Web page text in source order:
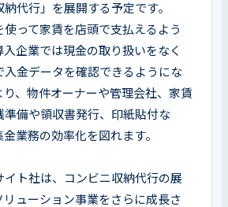
代行」を展開する予定です。
使って家賃を店頭で支払えるよう
入企業では現金の取り扱いをなく
入金データを確認できるようにな
り、物件オーナーや管理会社、家賃
準備や領収書発行、印紙貼付な
業務の効率化を図れます。
イト社は、コンビニ収納代行の展
リューション事業をさらに成長さ